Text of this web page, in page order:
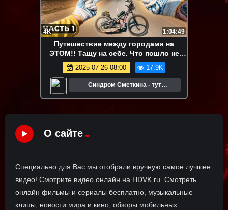
4K 1:04:49
Путешествие между городами на
ЭТОМ!! Тащу на себе. Что пошло не
так?? Степпер Вело Тренажер
2025-07-26 08:00 17.9K
Синдром Сметкина - тут
путешествия и велосипед
О сайте
Специально для Вас мы отобрали вручную самое лучшее
видео! Смотрите видео онлайн на HDVK.ru. Смотреть
онлайн фильмы и сериалы бесплатно, музыкальные
клипы, новости мира и кино, обзоры мобильных